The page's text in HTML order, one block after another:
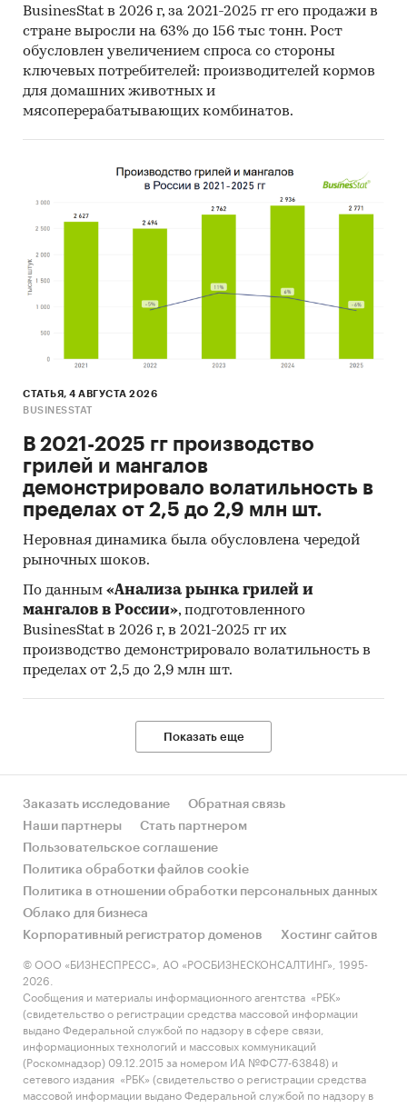
BusinesStat в 2026 г, за 2021-2025 гг его продажи в
стране выросли на 63% до 156 тыс тонн. Рост
обусловлен увеличением спроса со стороны
ключевых потребителей: производителей кормов
для домашних животных и
мясоперерабатывающих комбинатов.
СТАТЬЯ, 4 АВГУСТА 2026
BUSINESSTAT
В 2021-2025 гг производство
грилей и мангалов
демонстрировало волатильность в
пределах от 2,5 до 2,9 млн шт.
Неровная динамика была обусловлена чередой
рыночных шоков.
По данным «Анализа рынка грилей и
мангалов в России», подготовленного
BusinesStat в 2026 г, в 2021-2025 гг их
производство демонстрировало волатильность в
пределах от 2,5 до 2,9 млн шт.
Показать еще
Заказать исследование
Обратная связь
Наши партнеры
Стать партнером
Пользовательское соглашение
Политика обработки файлов cookie
Политика в отношении обработки персональных данных
Облако для бизнеса
Корпоративный регистратор доменов
Хостинг сайтов
© ООО «БИЗНЕСПРЕСС», АО «РОСБИЗНЕСКОНСАЛТИНГ», 1995-
2026.
Сообщения и материалы информационного агентства «РБК»
(свидетельство о регистрации средства массовой информации
выдано Федеральной службой по надзору в сфере связи,
информационных технологий и массовых коммуникаций
(Роскомнадзор) 09.12.2015 за номером ИА №ФС77-63848) и
сетевого издания «РБК» (свидетельство о регистрации средства
массовой информации выдано Федеральной службой по надзору в